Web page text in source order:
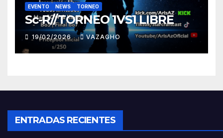
EVENTO NEWS TORNEO
Sc-R//TORNEO 1VS1 LIBRE
19/02/2026 VAZAGHO
ENTRADAS RECIENTES